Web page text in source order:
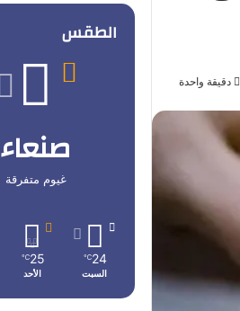
دقيقة واحدة
الطقس
صنعاء
غيوم متفرقة
24
℃
السبت
25
℃
الأحد